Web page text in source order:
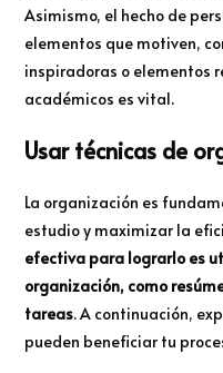
Asimismo, el hecho de
elementos que motiven,
inspiradoras o elementos
académicos es vital.
Usar técnicas de
La organización es
estudio y maximizar la
efectiva para lograrlo es
organización, como
tareas. A continuación,
pueden beneficiar tu